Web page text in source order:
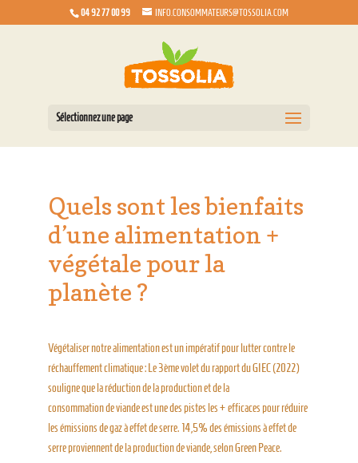
04 92 77 00 99 INFO.CONSOMMATEURS@TOSSOLIA.COM
Sélectionnez une page
Quels sont les bienfaits
d’une alimentation +
végétale pour la
planète ?
Végétaliser notre alimentation est un impératif pour lutter contre le
réchauffement climatique : Le 3ème volet du rapport du GIEC (2022)
souligne que la réduction de la production et de la
consommation de viande est une des pistes les + efficaces pour réduire
les émissions de gaz à effet de serre. 14,5% des émissions à effet de
serre proviennent de la production de viande, selon Green Peace.